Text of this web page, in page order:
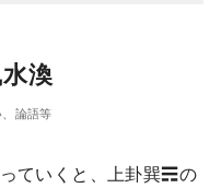
渙
論語等
ていくと、上卦巽☴の